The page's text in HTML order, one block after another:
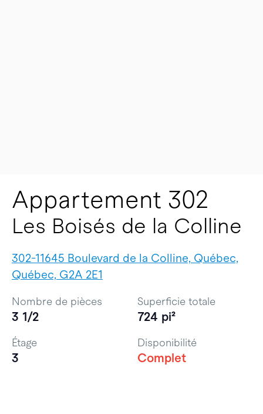
Appartement 302
Les Boisés de la Colline
302-11645 Boulevard de la Colline, Québec,
Québec, G2A 2E1
Nombre de pièces
3 1/2
Superficie totale
724 pi²
Étage
3
Disponibilité
Complet